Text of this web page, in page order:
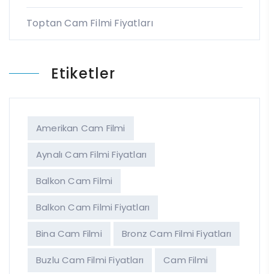
Toptan Cam Filmi Fiyatları
Etiketler
Amerikan Cam Filmi
Aynalı Cam Filmi Fiyatları
Balkon Cam Filmi
Balkon Cam Filmi Fiyatları
Bina Cam Filmi Bronz Cam Filmi Fiyatları
Buzlu Cam Filmi Fiyatları Cam Filmi